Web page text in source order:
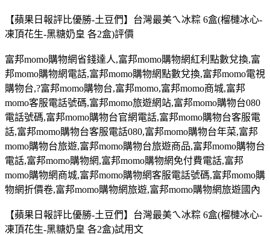
【蘋果日報評比優勝-土豆們】台灣最美ㄟ冰粽 6盒(榴槤冰心-
凍頂花生-黑糖奶皇 各2盒)評價
富邦momo購物網省錢達人,富邦momo購物網紅利點數兌換,富
邦momo購物網電話,富邦momo購物網點數兌換,富邦momo電視
購物台,?富邦momo購物台,富邦momo,富邦momo商城,富邦
momo客服電話號碼,富邦momo旅遊網站,富邦momo購物台080
電話號碼,富邦momo購物台官網電話,富邦momo購物台客服電
話,富邦momo購物台客服電話080,富邦momo購物台年菜,富邦
momo購物台旅遊,富邦momo購物台旅遊商品,富邦momo購物台
電話,富邦momo購物網,富邦momo購物網免付費電話,富邦
momo購物網商城,富邦momo購物網客服電話號碼,富邦momo購
物網折價卷,富邦momo購物網旅遊,富邦momo購物網旅遊國內
【蘋果日報評比優勝-土豆們】台灣最美ㄟ冰粽 6盒(榴槤冰心-
凍頂花生-黑糖奶皇 各2盒)試用文